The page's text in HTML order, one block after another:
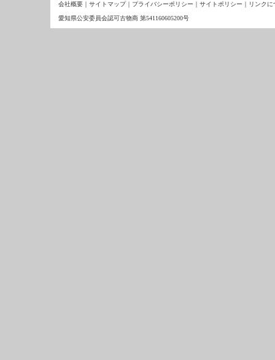
会社概要 ｜ サイトマップ｜ プライバシーポリシー ｜ サイトポリシー ｜ リンクに
愛知県公安委員会認可古物商 第541160605200号